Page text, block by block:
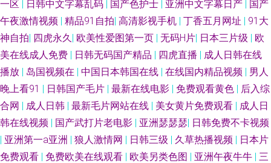
莓在线 国产黑丝视频 婷婷五月天aV 91在线视频在线播放 精品无码a∨福利网
亚州国产精品 97干在线观看 久草天堂网 伊人精品影院 91资源在线免费视频
一区 | 日韩中文字幕乱码 | 国产色护士 | 亚洲中文字幕日产 | 国产
午夜激情视频 | 精品91自拍| 高清影视手机 | 丁香五月网址 | 91大
神自拍| 四虎永久| 欧美性爱图第一页 | 无码H片| 日本三片级 | 欧
美在线成人免费 | 日韩无码国产精品 | 四虎直播 | 成人日韩在线
播放 | 岛国视频在 | 中国日本韩国在线 | 在线国内精品视频 | 男人
晚上看91 | 日韩国产毛片 | 最新在线电影 | 免费观看黄色 | 后入综
合网 | 成人日韩 | 最新毛片网站在线 | 美女黄片免费观看 | 成人日
韩在线视频 | 国产武打片老电影 | 亚洲瑟瑟瑟| 日韩免费不卡视频
| 亚洲第一a亚洲 | 狼人激情网 | 日韩三级 | 久草热播视频 | 日本片
免费观看 | 免费欧美在线观看 | 欧美另类色图 | 亚洲午夜牛牛 | 三